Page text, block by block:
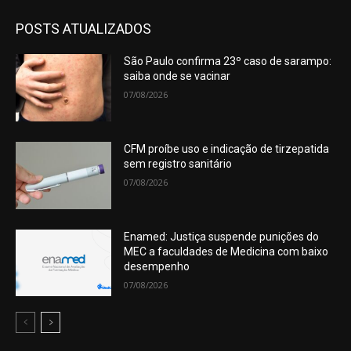
POSTS ATUALIZADOS
São Paulo confirma 23º caso de sarampo:
saiba onde se vacinar
07/08/2026
CFM proíbe uso e indicação de tirzepatida
sem registro sanitário
07/08/2026
Enamed: Justiça suspende punições do
MEC a faculdades de Medicina com baixo
desempenho
07/08/2026